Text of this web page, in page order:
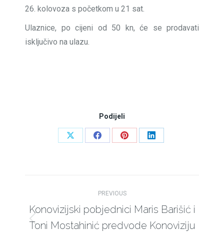
26. kolovoza s početkom u 21 sat.
Ulaznice, po cijeni od 50 kn, će se prodavati
isključivo na ulazu.
Podijeli
Share
Share
Share
Share
navigation
PREVIOUS
Previous
Konovizijski pobjednici Maris Barišić i
Toni Mostahinić predvode Konoviziju